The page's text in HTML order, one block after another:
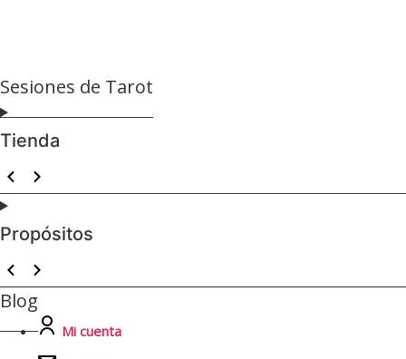
Sesiones de Tarot
Tienda
Propósitos
Blog
Mi cuenta